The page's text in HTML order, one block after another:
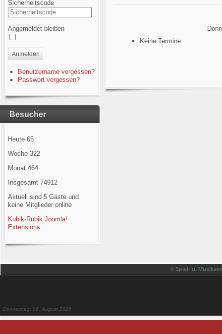
Sicherheitscode
Angemeldet bleiben
Anmelden
Benutzername vergessen?
Passwort vergessen?
Besucher
Heute 65
Woche 322
Monat 464
Insgesamt 74912
Aktuell sind 5 Gäste und
keine Mitglieder online
Kubik-Rubik Joomla!
Extensions
Keine Termine
© Spiel- u.
Donnerstag, 06. August 2026